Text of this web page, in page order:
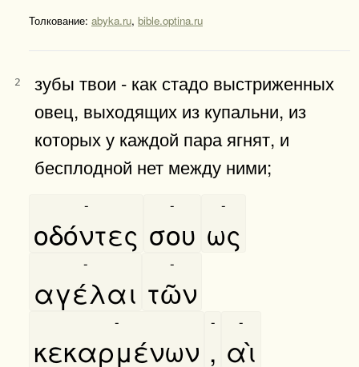
Толкование: abyka.ru, bible.optina.ru
2
зубы твои - как стадо выстриженных
овец, выходящих из купальни, из
которых у каждой пара ягнят, и
бесплодной нет между ними;
οδόντες
-
σου
-
ως
-
αγέλαι
-
τῶν
-
κεκαρμένων
-
,
-
αὶ
-